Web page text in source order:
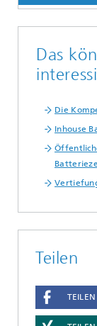
Das
Die
Inhouse
Teilen
TEILEN